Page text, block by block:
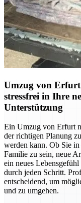
Umzug von Erfurt
stressfrei in Ihre
Unterstützung
Ein Umzug von Erfurt
der richtigen Planung
werden kann. Ob Sie in
Familie zu sein, neue
ein neues
durch jeden Schritt.
entscheidend, um
und zu umgehen.